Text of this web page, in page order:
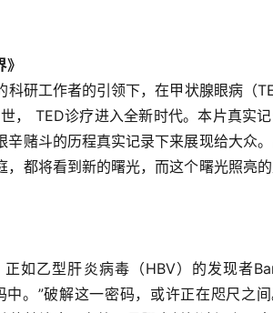
研工作者的引领下，在甲状腺眼病（
， TED诊疗进入全新时代。本片真实
赌斗的历程真实记录下来展现给大众
都将看到新的曙光，而这个曙光照亮
如乙型肝炎病毒（HBV）的发现者
。”破解这一密码，或许正在咫尺之